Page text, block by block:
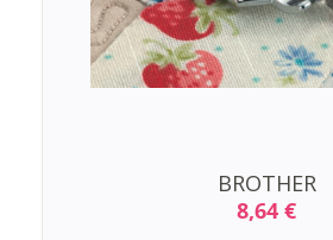
BROTHER
8,64 €